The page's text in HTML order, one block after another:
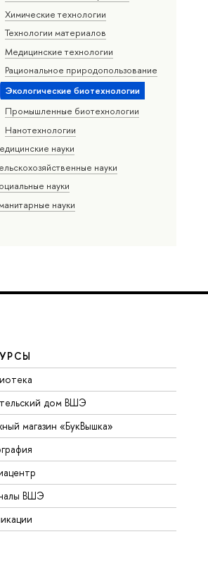
Химические технологии
Технологии материалов
Медицинские технологии
Рациональное природопользование
Экологические биотехнологии
Промышленные биотехнологии
Нанотехнологии
науки
науки
науки
науки
дом ВШЭ
магазин «БукВышка»
ВШЭ